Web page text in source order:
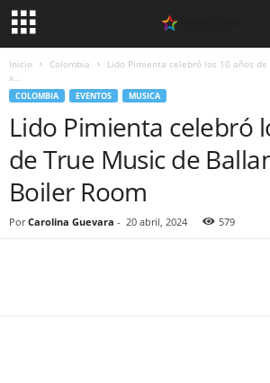
Inicio Colombia
Lido Pimienta celebró los 10 años de
x...
COLOMBIA EVENTOS MUSICA
Lido Pimienta celebró
de True Music de
Boiler Room
Por Carolina Guevara - 20 abril, 2024 579